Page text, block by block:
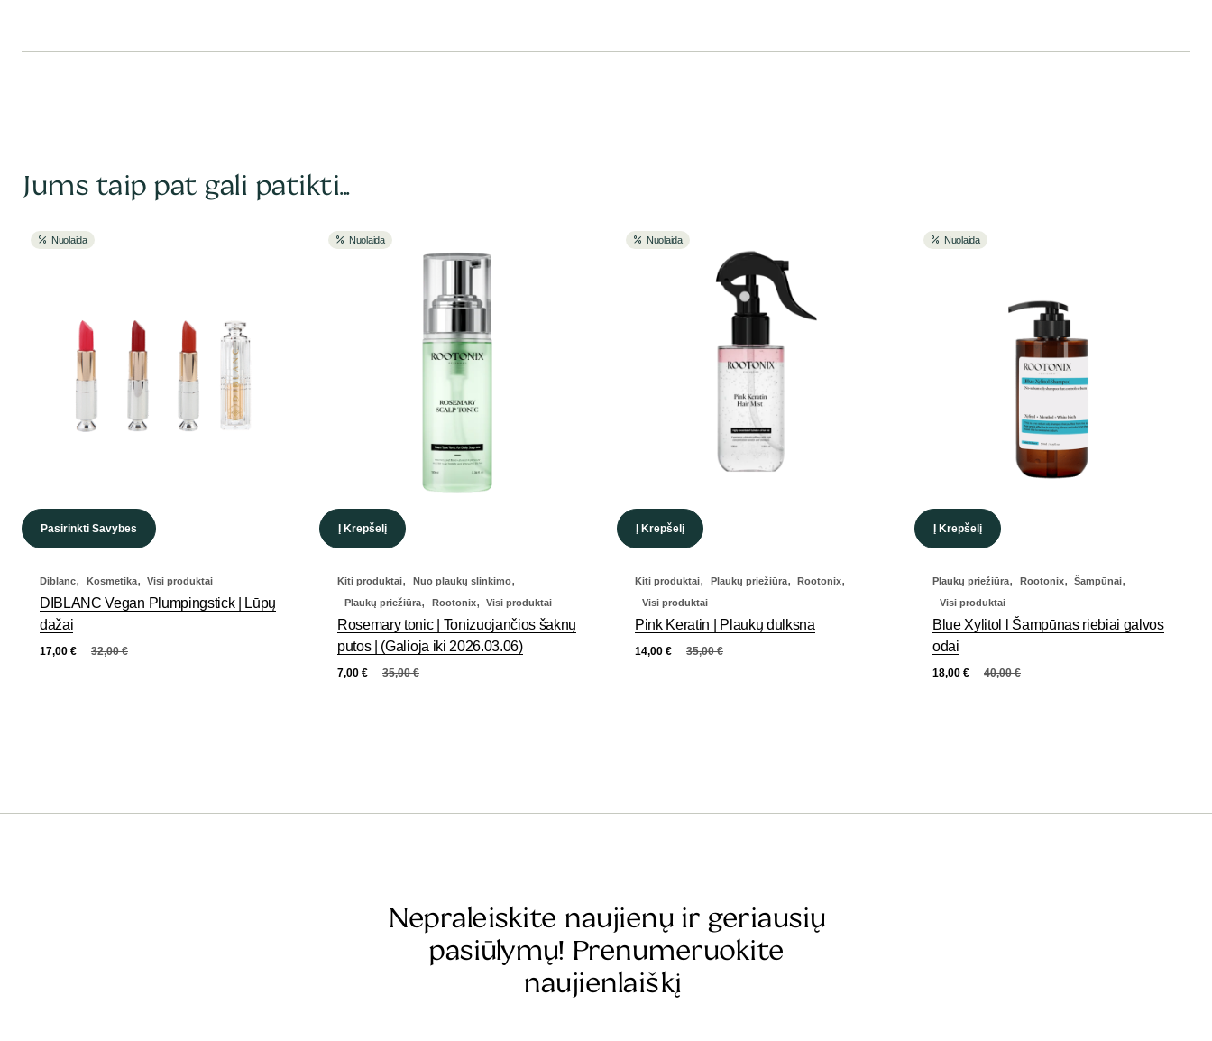
Jums taip pat gali patikti...
Nuolaida
Pasirinkti Savybes
Diblanc, Kosmetika, Visi produktai
DIBLANC Vegan Plumpingstick | Lūpų
dažai
32,00€
17,00 €
Nuolaida
Į Krepšelį
Kiti produktai, Nuo plaukų slinkimo,
Plaukų priežiūra, Rootonix, Visi produktai
Rosemary tonic | Tonizuojančios šaknų
putos | (Galioja iki 2026.03.06)
35,00€
7,00 €
Nuolaida
Į Krepšelį
Kiti produktai, Plaukų priežiūra, Rootonix,
Visi produktai
Pink Keratin | Plaukų dulksna
35,00€
14,00 €
Nuolaida
Į Krepšelį
Plaukų priežiūra, Rootonix, Šampūnai,
Visi produktai
Blue Xylitol l Šampūnas riebiai galvos
odai
40,00€
18,00 €
Nepraleiskite naujienų ir geriausių
pasiūlymų! Prenumeruokite
naujienlaiškį